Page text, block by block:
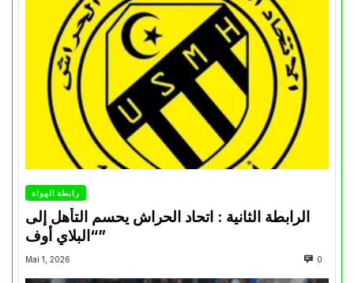
رابطة الهواة
الرابطة الثانية : اتحاد الحراش يحسم التأهل إلى
“البلاي أوف”
Mai 1, 2026 0